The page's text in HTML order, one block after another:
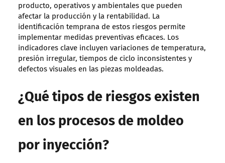
producto, operativos y ambientales que pueden
afectar la producción y la rentabilidad. La
identificación temprana de estos riesgos permite
implementar medidas preventivas eficaces. Los
indicadores clave incluyen variaciones de temperatura,
presión irregular, tiempos de ciclo inconsistentes y
defectos visuales en las piezas moldeadas.
¿Qué tipos de riesgos existen
en los procesos de moldeo
por inyección?